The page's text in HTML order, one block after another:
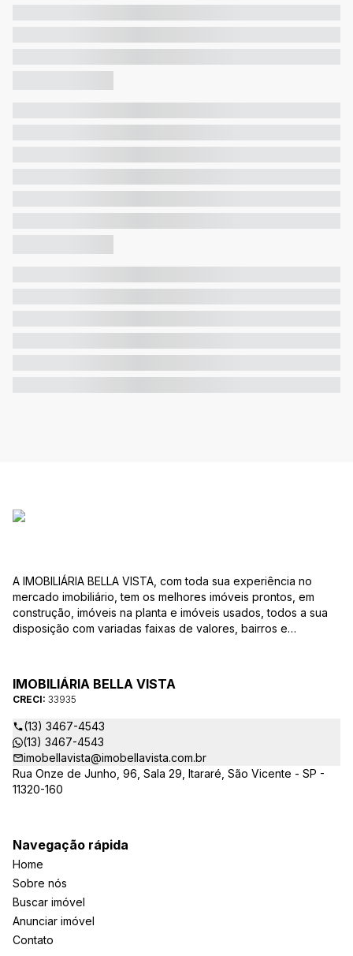
A IMOBILIÁRIA BELLA VISTA, com toda sua experiência no
mercado imobiliário, tem os melhores imóveis prontos, em
construção, imóveis na planta e imóveis usados, todos a sua
disposição com variadas faixas de valores, bairros e
ao CRECI-EE – estarão sempre prontos para responder-lhe
todas as suas dúvidas sobre casas, apartamentos, terrenos,
salas comerciais e outros produtos imobiliários.
IMOBILIÁRIA BELLA VISTA
CRECI: 33935
(13) 3467-4543
(13) 3467-4543
imobellavista@imobellavista.com.br
Rua Onze de Junho, 96, Sala 29, Itararé, São Vicente - SP -
11320-160
Navegação rápida
Home
Sobre nós
Buscar imóvel
Anunciar imóvel
Contato